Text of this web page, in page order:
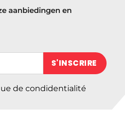
aanbiedingen en
(obligatoire)
de condidentialité